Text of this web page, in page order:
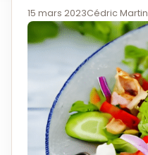
15 mars 2023Cédric Martin